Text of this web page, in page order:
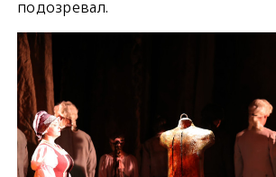
подозревал.